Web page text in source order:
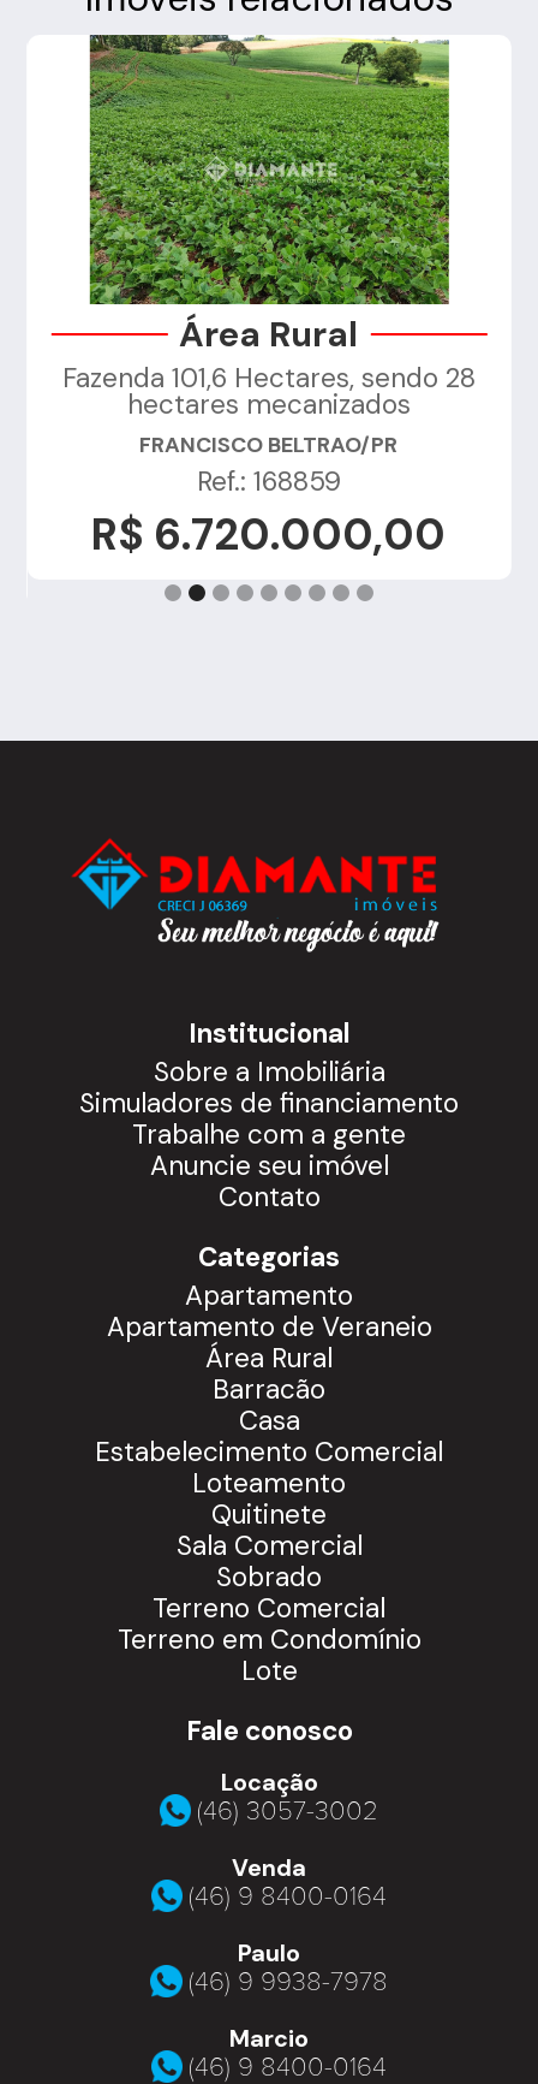
Área Rural
Fazenda 101,6 Hectares, sendo 28
hectares mecanizados
FRANCISCO BELTRAO/PR
Ref.: 168859
R$ 6.720.000,00
Institucional
Sobre a Imobiliária
Simuladores de financiamento
Trabalhe com a gente
Anuncie seu imóvel
Contato
Categorias
Apartamento
Apartamento de Veraneio
Área Rural
Barracão
Casa
Estabelecimento Comercial
Loteamento
Quitinete
Sala Comercial
Sobrado
Terreno Comercial
Terreno em Condomínio
Lote
Fale conosco
Locação
(46) 3057-3002
Venda
(46) 9 8400-0164
Paulo
(46) 9 9938-7978
Marcio
(46) 9 8400-0164